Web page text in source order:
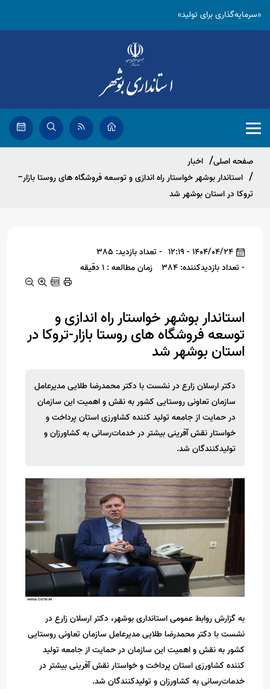
«سرمایه‌گذاری برای تولید»
صفحه اصلی
اخبار
استاندار بوشهر خواستار راه اندازی و توسعه فروشگاه های روستا بازار–
تروکا در استان بوشهر شد
1404/04/24 - 12:19
- تعداد بازدید: 385
- تعداد بازدیدکننده: 384
زمان مطالعه : 1 دقیقه
استاندار بوشهر خواستار راه اندازی و
توسعه فروشگاه های روستا بازار-تروکا در
استان بوشهر شد
دکتر ارسلان زارع در نشست با دکتر محمدرضا طلایی مدیرعامل
سازمان تعاونی روستایی کشور به نقش و اهمیت این سازمان
در حمایت از جامعه تولید کننده کشاورزی استان پرداخت و
خواستار نقش آفرینی بیشتر در خدمات‌رسانی به کشاورزان و
تولیدکنندگان شد.
به گزارش روابط عمومی استانداری بوشهر، دکتر ارسلان زارع در
نشست با دکتر محمدرضا طلایی مدیرعامل سازمان تعاونی روستایی
کشور به نقش و اهمیت این سازمان در حمایت از جامعه تولید
کننده کشاورزی استان پرداخت و خواستار نقش آفرینی بیشتر در
خدمات‌رسانی به کشاورزان و تولیدکنندگان شد.